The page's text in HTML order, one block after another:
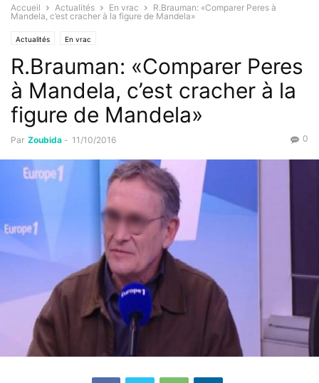
Accueil Actualités En vrac
R.Brauman: «Comparer Peres à
Mandela, c’est cracher à la figure de Mandela»
Actualités En vrac
R.Brauman: «Comparer Peres
à Mandela, c’est cracher à la
figure de Mandela»
Par Zoubida - 11/10/2016 0